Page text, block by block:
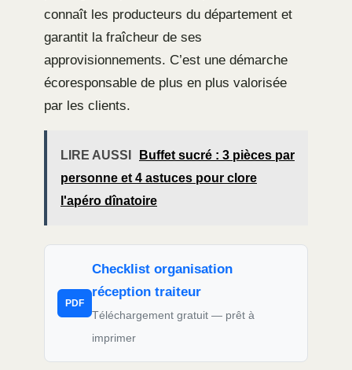
connaît les producteurs du département et
garantit la fraîcheur de ses
approvisionnements. C’est une démarche
écoresponsable de plus en plus valorisée
par les clients.
LIRE AUSSI
Buffet sucré : 3 pièces par
personne et 4 astuces pour clore
l'apéro dînatoire
PDF
Checklist organisation
réception traiteur
Téléchargement gratuit — prêt à
imprimer